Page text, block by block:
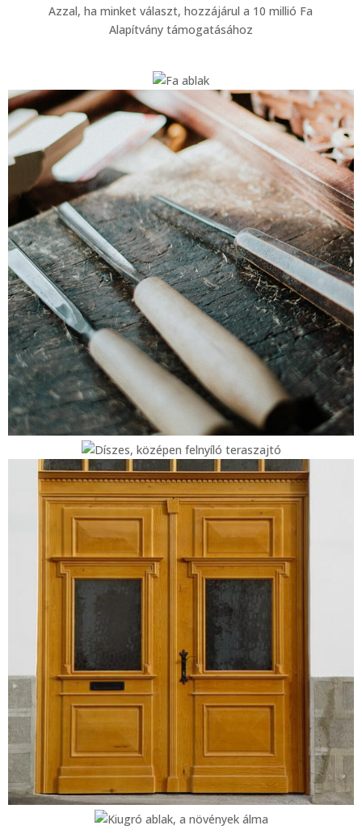
Azzal, ha minket választ, hozzájárul a 10 millió Fa
Alapítvány támogatásához